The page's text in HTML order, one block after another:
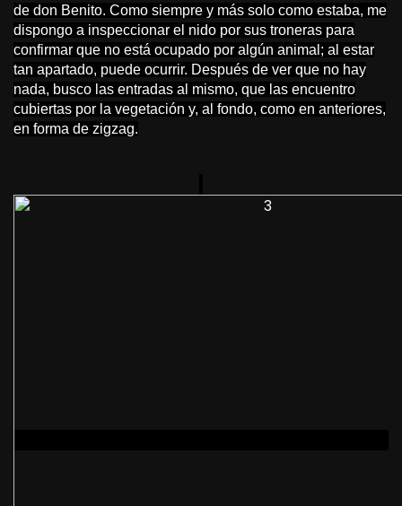
de don Benito. Como siempre y más solo como estaba, me
dispongo a inspeccionar el nido por sus troneras para
confirmar que no está ocupado por algún animal; al estar
tan apartado, puede ocurrir. Después de ver que no hay
nada, busco las entradas al mismo, que las encuentro
cubiertas por la vegetación y, al fondo, como en anteriores,
en forma de zigzag.